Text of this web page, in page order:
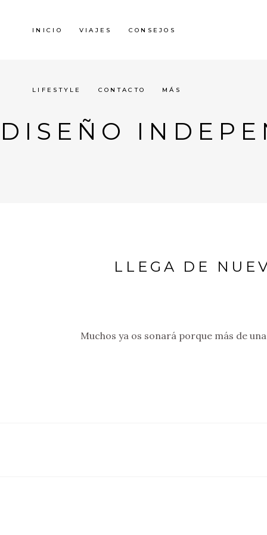
INICIO VIAJES CONSEJOS
LIFESTYLE CONTACTO MÁS
DISEÑO
LLEGA DE
Muchos ya os sonará porque más de